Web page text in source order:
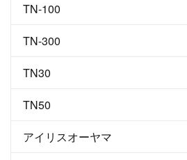
TN-100
TN-300
TN30
TN50
アイリスオーヤマ